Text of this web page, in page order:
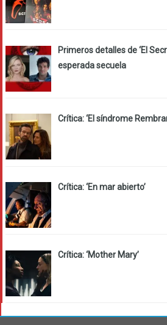
Primeros detalles de ‘El
esperada secuela
Crítica: ‘El síndrome
Crítica: ‘En mar abierto’
Crítica: ‘Mother Mary’